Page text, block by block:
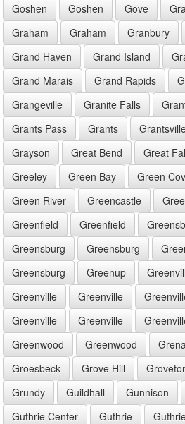
Goshen
Goshen Gove
Graham
Graham Granbury
Grand Haven
Grand Island
Grand Marais
Grand Rapids
Grangeville
Granite Falls
Grants Pass
Grants
Grayson
Great Bend Great
Greeley
Green Bay Green
Green River
Greencastle
Greenfield
Greenfield
Greensburg
Greensburg
Greensburg
Greenup
Greenville
Greenville
Greenville
Greenville
Greenwood
Greenwood
Groesbeck
Grove Hill
Grundy
Guildhall Gunnison
Guthrie Center
Guthrie